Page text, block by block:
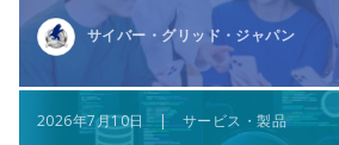
サイバー・グリッド・ジャパン
2026年7月10日 | サービス・製品